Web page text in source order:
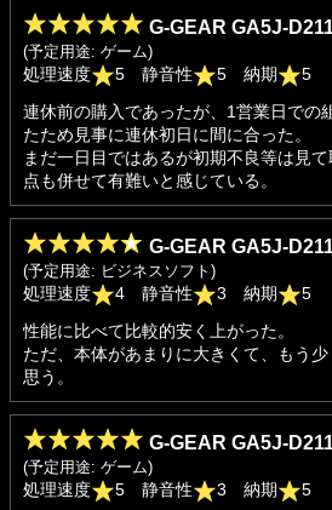
決方法を別途送るようにしてくれた。
は詳しくないため修理が必要なのかと
サポートしていただけたのが特に印象に
ば、ぜひ担当者に感謝を伝えてほしい。
G-GEAR GA5J-
(予定用途: ゲーム)
処理速度 5 静音性 5 納期
5
連休前の購入であったが、1営業日での
たため見事に連休初日に間に合った。
まだ一日目ではあるが初期不良等は見
点も併せて有難いと感じている。
G-GEAR GA5J-
(予定用途: ビジネスソフト)
処理速度 4 静音性 3 納期
5
性能に比べて比較的安く上がった。
ただ、本体があまりに大きくて、もう
思う。
G-GEAR GA5J-
(予定用途: ゲーム)
処理速度 5 静音性 3 納期
5